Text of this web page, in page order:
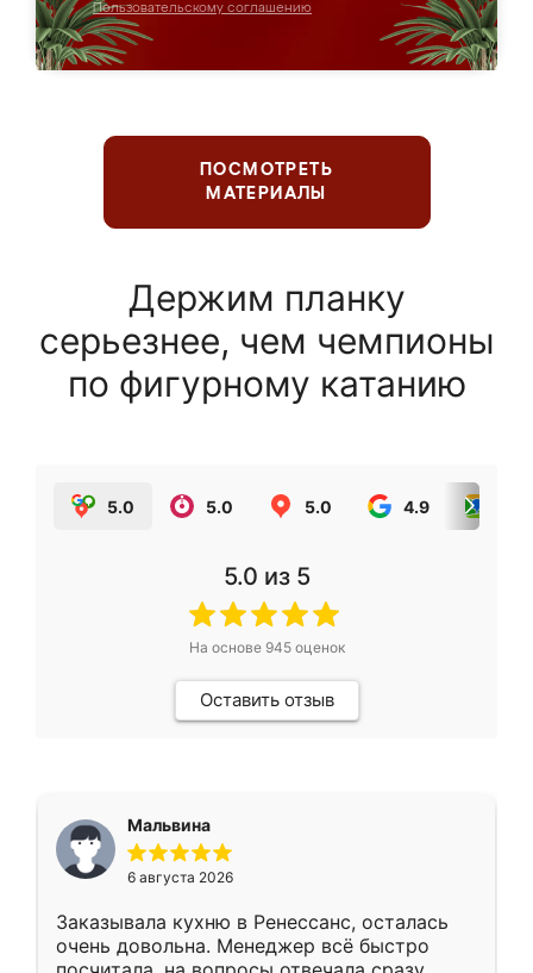
Пользовательскому соглашению
ПОСМОТРЕТЬ
МАТЕРИАЛЫ
Держим планку
серьезнее, чем чемпионы
по фигурному катанию
5.0 5.0 5.0 4.9
5.0 из 5
На основе 945оценок
Оставить отзыв
Мальвина
6 августа 2026
Заказывала кухню в Ренессанс, осталась
очень довольна. Менеджер всё быстро